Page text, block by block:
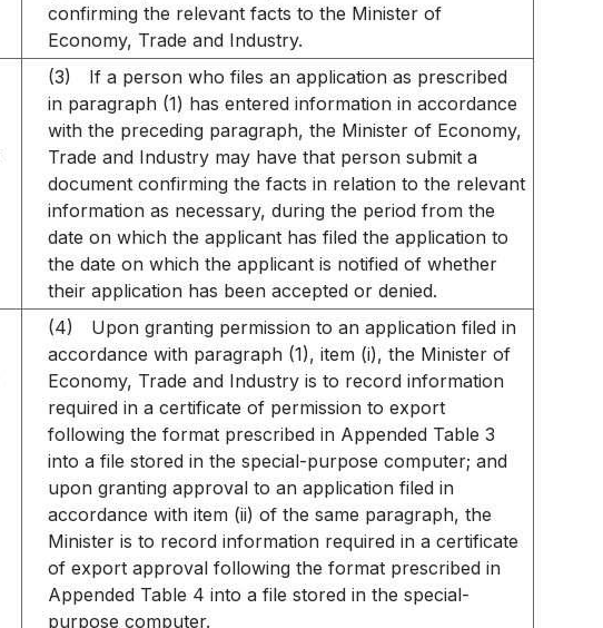
confirming the relevant facts to the Minister of
Economy, Trade and Industry.
(3)
If a person who files an application as prescribed
in paragraph (1) has entered information in accordance
with the preceding paragraph, the Minister of Economy,
Trade and Industry may have that person submit a
document confirming the facts in relation to the relevant
information as necessary, during the period from the
date on which the applicant has filed the application to
the date on which the applicant is notified of whether
their application has been accepted or denied.
(4)
Upon granting permission to an application filed in
accordance with paragraph (1), item (i), the Minister of
Economy, Trade and Industry is to record information
required in a certificate of permission to export
following the format prescribed in Appended Table 3
into a file stored in the special-purpose computer; and
upon granting approval to an application filed in
accordance with item (ii) of the same paragraph, the
Minister is to record information required in a certificate
of export approval following the format prescribed in
Appended Table 4 into a file stored in the special-
purpose computer.